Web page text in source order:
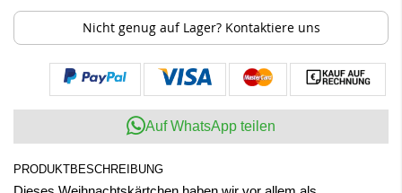
Nicht genug auf Lager? Kontaktiere uns
Auf WhatsApp teilen
PRODUKTBESCHREIBUNG